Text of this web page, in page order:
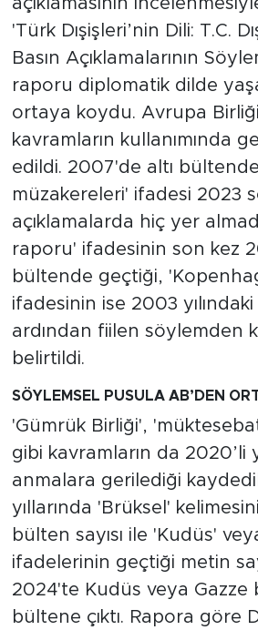
'Türk Dışişleri’nin Dili: T.C.
Basın Açıklamalarının
raporu diplomatik dilde
ortaya koydu. Avrupa
kavramların kullanımında
edildi. 2007'de altı bültende
müzakereleri' ifadesi 2023
açıklamalarda hiç yer
raporu' ifadesinin son kez
bültende geçtiği,
ifadesinin ise 2003 yılındaki
ardından fiilen söylemden
belirtildi.
SÖYLEMSEL PUSULA AB’DEN
'Gümrük Birliği',
gibi kavramların da 2020’li
anmalara gerilediği
yıllarında 'Brüksel'
bülten sayısı ile 'Kudüs'
ifadelerinin geçtiği metin
2024'te Kudüs veya Gazze
bültene çıktı. Rapora göre
SAĞLIK
SİYASET
FOTO GALERİ
VİDEOLAR
ALINTI YAZARLAR
SOSYAL MEDYA